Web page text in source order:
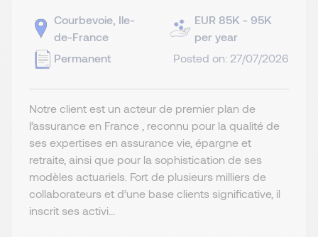
Courbevoie, Ile-
de-France
Permanent
EUR 85K - 95K
per year
Posted on: 27/07/2026
Notre client est un acteur de premier plan de
l’assurance en France , reconnu pour la qualité de
ses expertises en assurance vie, épargne et
retraite, ainsi que pour la sophistication de ses
modèles actuariels. Fort de plusieurs milliers de
collaborateurs et d’une base clients significative, il
inscrit ses activi...